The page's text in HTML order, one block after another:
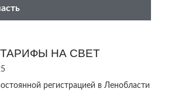
НА СВЕТ
регистрацией в Ленобласти